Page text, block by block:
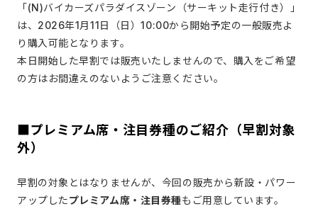
「(N)バイカーズパラダイスゾーン（サーキット走行付き）」
は、2026年1月11日（日）10:00から開始予定の一般販売よ
り購入可能となります。
本日開始した早割では販売いたしませんので、購入をご希望
の方はお間違えのないようご注意ください。
■プレミアム席・注目券種のご紹介（早割対象
外）
早割の対象とはなりませんが、今回の販売から新設・パワー
アップしたプレミアム席・注目券種もご用意しています。